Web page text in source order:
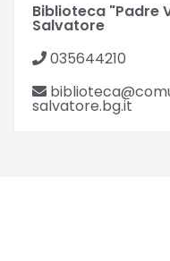
Biblioteca "Padre
Salvatore
035644210
salvatore.bg.it